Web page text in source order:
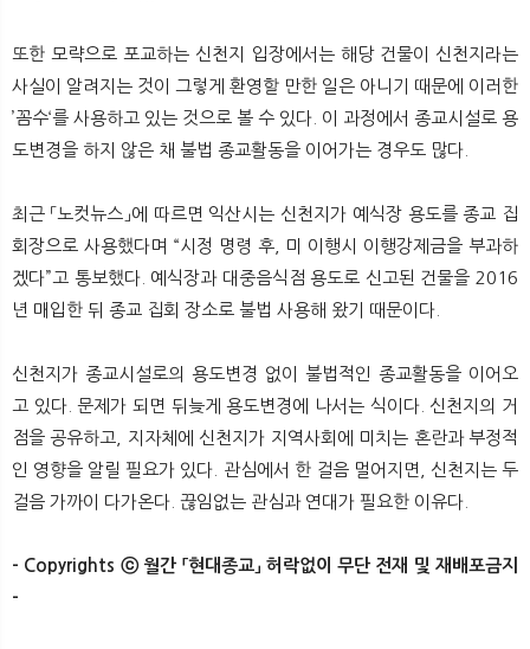
또한 모략으로 포교하는 신천지 입장에서는 해당 건물이 신천지라는
사실이 알려지는 것이 그렇게 환영할 만한 일은 아니기 때문에 이러한
’꼼수‘를 사용하고 있는 것으로 볼 수 있다. 이 과정에서 종교시설로 용
도변경을 하지 않은 채 불법 종교활동을 이어가는 경우도 많다.
최근 「노컷뉴스」에 따르면 익산시는 신천지가 예식장 용도를 종교 집
회장으로 사용했다며 “시정 명령 후, 미 이행시 이행강제금을 부과하
겠다”고 통보했다. 예식장과 대중음식점 용도로 신고된 건물을 2016
년 매입한 뒤 종교 집회 장소로 불법 사용해 왔기 때문이다.
신천지가 종교시설로의 용도변경 없이 불법적인 종교활동을 이어오
고 있다. 문제가 되면 뒤늦게 용도변경에 나서는 식이다. 신천지의 거
점을 공유하고, 지자체에 신천지가 지역사회에 미치는 혼란과 부정적
인 영향을 알릴 필요가 있다. 관심에서 한 걸음 멀어지면, 신천지는 두
걸음 가까이 다가온다. 끊임없는 관심과 연대가 필요한 이유다.
- Copyrights ⓒ 월간 「현대종교」 허락없이 무단 전재 및 재배포금지
-